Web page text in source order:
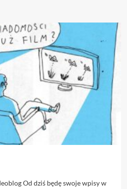
Od dziś będę swoje wpisy w